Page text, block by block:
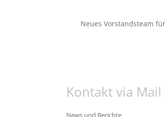
Neues Vorstandsteam
Kontakt via Mail
News und Berichte